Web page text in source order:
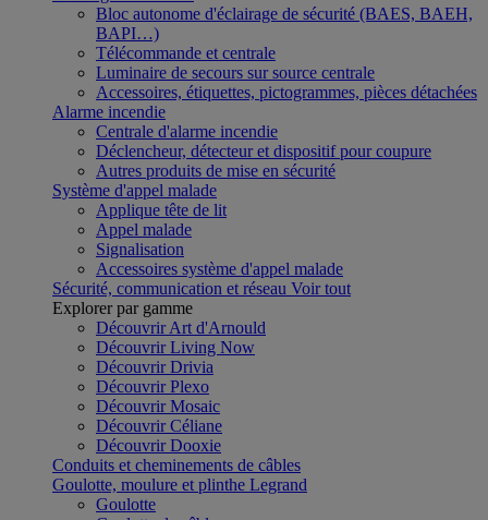
Bloc autonome d'éclairage de sécurité (BAES, BAEH,
BAPI…)
Télécommande et centrale
Luminaire de secours sur source centrale
Accessoires, étiquettes, pictogrammes, pièces détachées
Alarme incendie
Centrale d'alarme incendie
Déclencheur, détecteur et dispositif pour coupure
Autres produits de mise en sécurité
Système d'appel malade
Applique tête de lit
Appel malade
Signalisation
Accessoires système d'appel malade
Sécurité, communication et réseau Voir tout
Explorer par gamme
Découvrir Art d'Arnould
Découvrir Living Now
Découvrir Drivia
Découvrir Plexo
Découvrir Mosaic
Découvrir Céliane
Découvrir Dooxie
Conduits et cheminements de câbles
Goulotte, moulure et plinthe Legrand
Goulotte